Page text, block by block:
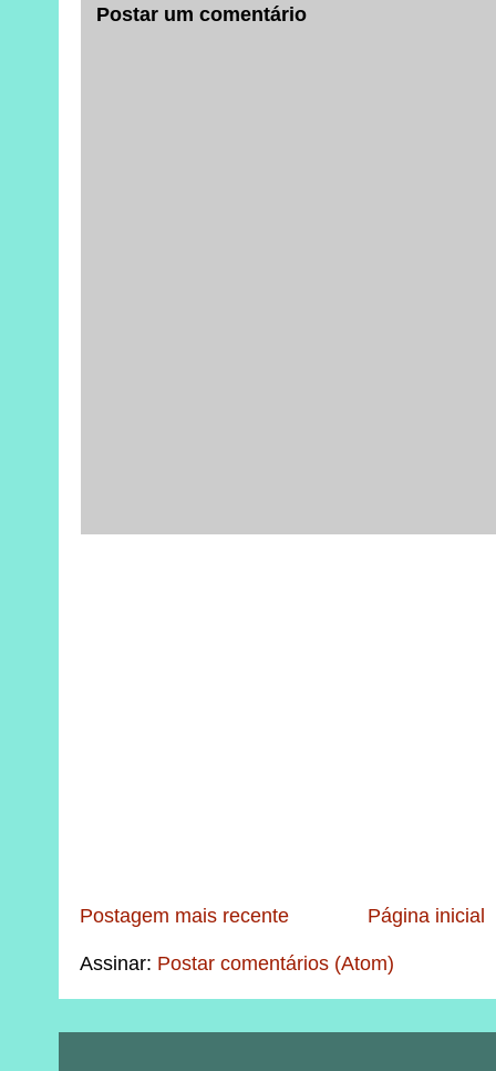
Postar um comentário
Postagem mais recente Página inicial
Assinar: Postar comentários (Atom)